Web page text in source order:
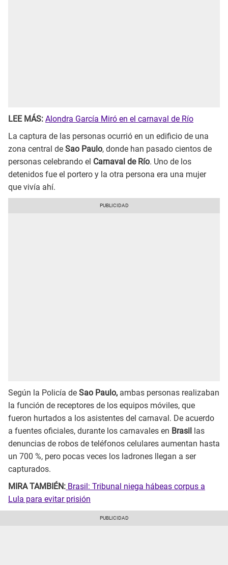
LEE MÁS: Alondra García Miró en el carnaval de Río
La captura de las personas ocurrió en un edificio de una
zona central de Sao Paulo, donde han pasado cientos de
personas celebrando el Carnaval de Río. Uno de los
detenidos fue el portero y la otra persona era una mujer
que vivía ahí.
Según la Policía de Sao Paulo, ambas personas realizaban
la función de receptores de los equipos móviles, que
fueron hurtados a los asistentes del carnaval. De acuerdo
a fuentes oficiales, durante los carnavales en Brasil las
denuncias de robos de teléfonos celulares aumentan hasta
un 700 %, pero pocas veces los ladrones llegan a ser
capturados.
MIRA TAMBIÉN: Brasil: Tribunal niega hábeas corpus a
Lula para evitar prisión